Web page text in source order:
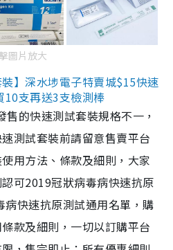
圖片放大
】深水埗電子特賣城$15快速
10支再送3支檢測棒
的快速測試套裝規格不一，
測試套裝前請留意售賣平台
用方法、條款及細則，大家
可2019冠狀病毒病快速抗原
快速抗原測試通用名單，購
款及細則，一切以訂購平台